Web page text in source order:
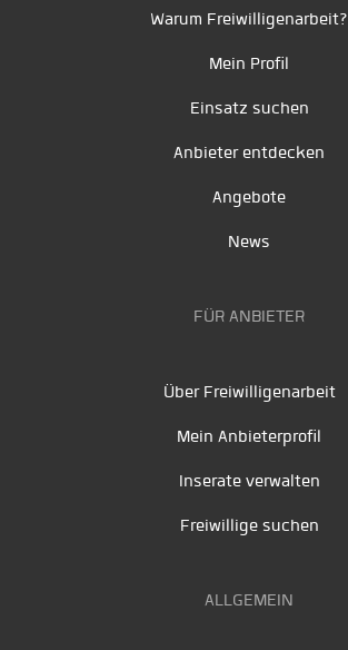
Warum Freiwilligenarbeit?
Mein Profil
Einsatz suchen
Anbieter entdecken
Angebote
News
FÜR ANBIETER
Über Freiwilligenarbeit
Mein Anbieterprofil
Inserate verwalten
Freiwillige suchen
ALLGEMEIN